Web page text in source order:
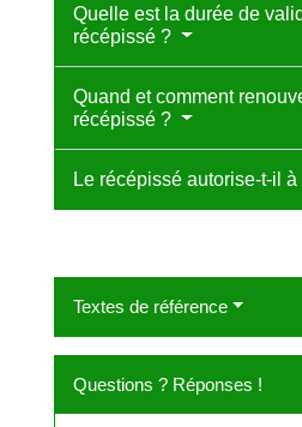
Quelle est la durée de
récépissé ?
Quand et comment
récépissé ?
Le récépissé autorise-t-il
Textes de référence
Questions ? Réponses !